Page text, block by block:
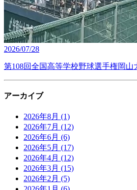
2026/07/28
第108回全国高等学校野球選手権岡山
アーカイブ
2026年8月 (1)
2026年7月 (12)
2026年6月 (6)
2026年5月 (17)
2026年4月 (12)
2026年3月 (15)
2026年2月 (5)